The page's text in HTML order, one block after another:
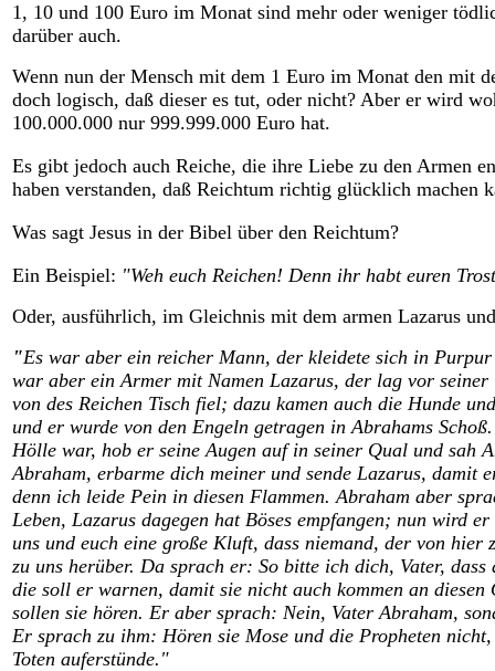
1, 10 und 100 Euro im Monat sind mehr oder weniger
darüber auch.
Wenn nun der Mensch mit dem 1 Euro im Monat den mit
doch logisch, daß dieser es tut, oder nicht? Aber er wird
100.000.000 nur 999.999.000 Euro hat.
Es gibt jedoch auch Reiche, die ihre Liebe zu den Armen
haben verstanden, daß Reichtum richtig glücklich machen
Was sagt Jesus in der Bibel über den Reichtum?
Ein Beispiel: "Weh euch Reichen! Denn ihr habt euren
Oder, ausführlich, im Gleichnis mit dem armen Lazarus
"Es war aber ein reicher Mann, der kleidete sich in
war aber ein Armer mit Namen Lazarus, der lag vor
von des Reichen Tisch fiel; dazu kamen auch die Hunde
und er wurde von den Engeln getragen in Abrahams
Hölle war, hob er seine Augen auf in seiner Qual und sah
Abraham, erbarme dich meiner und sende Lazarus, damit
denn ich leide Pein in diesen Flammen. Abraham aber
Leben, Lazarus dagegen hat Böses empfangen; nun wird
uns und euch eine große Kluft, dass niemand, der von
zu uns herüber. Da sprach er: So bitte ich dich, Vater,
die soll er warnen, damit sie nicht auch kommen an
sollen sie hören. Er aber sprach: Nein, Vater Abraham,
Er sprach zu ihm: Hören sie Mose und die Propheten
Toten auferstünde."